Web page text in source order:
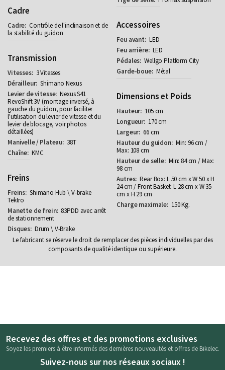
Cadre
Contrôle de l'inclinaison et de
la stabilité du guidon
Transmission
3 Vitesses
Shimano Nexus
Nexus S41
RevoShift 3V (montage inversé, à
gauche du guidon, pour faciliter
l'utilisation du levier de vitesse et du
levier de blocage, voir photos
détaillées)
38T
KMC
Freins
Shimano Hub \ V-brake
Tektro
83PDD avec arrêt
de stationnement
Drum \ V-Brake
Accessoires
LED
LED
Wellgo Platform City
Métal
Dimensions et Poids
105 cm
170 cm
66 cm
Min: 96 cm /
Max: 108 cm
Min: 84 cm / Max:
98 cm
Rear Box: L 50 cm x W 50 x H
24 cm / Front Basket: L 28 cm x W 35
cm x H 29 cm
150 Kg.
Le fabricant se réserve le droit de remplacer des pièces individuelles par des
composants de qualité identique ou supérieure.
Recevez des offres et des promotions exclusives
Soyez les premiers à être informés des dernières nouveautés et offres de Bikelec.
Suivez-nous sur nos réseaux sociaux !